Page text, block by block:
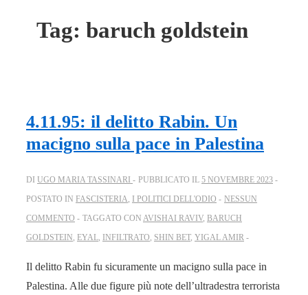
Tag: baruch goldstein
4.11.95: il delitto Rabin. Un
macigno sulla pace in Palestina
DI UGO MARIA TASSINARI PUBBLICATO IL 5 NOVEMBRE 2023
POSTATO IN FASCISTERIA, I POLITICI DELL'ODIO
NESSUN
COMMENTO
TAGGATO CON AVISHAI RAVIV, BARUCH
GOLDSTEIN, EYAL, INFILTRATO, SHIN BET, YIGAL AMIR
Il delitto Rabin fu sicuramente un macigno sulla pace in
Palestina. Alle due figure più note dell’ultradestra terrorista